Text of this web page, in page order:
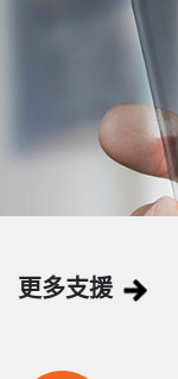
更多支援